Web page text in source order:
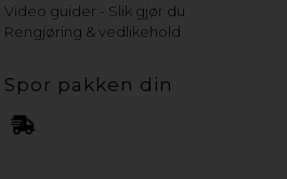
Video guider - Slik gjør du
Rengjøring & vedlikehold
Spor pakken din